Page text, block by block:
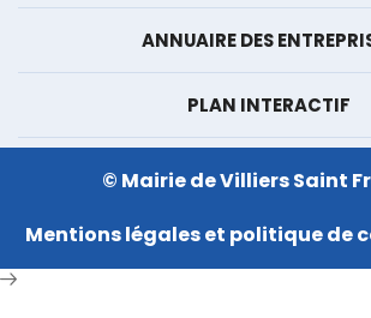
ANNUAIRE DES
PLAN INTERACTIF
© Mairie de Villiers Saint
Mentions légales et politique de